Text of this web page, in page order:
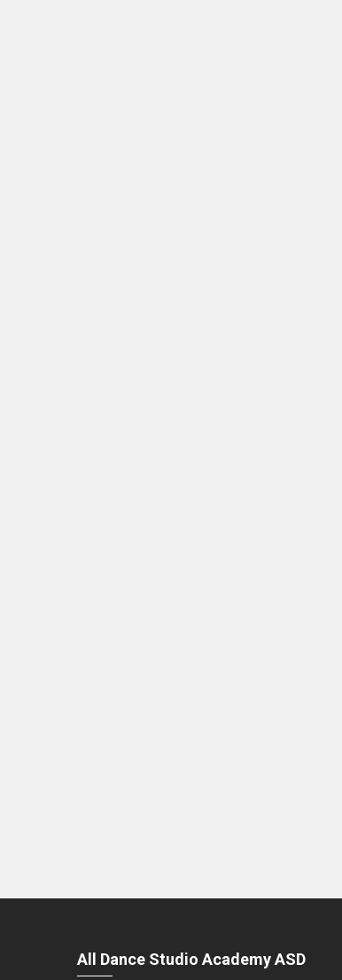
All Dance Studio Academy ASD